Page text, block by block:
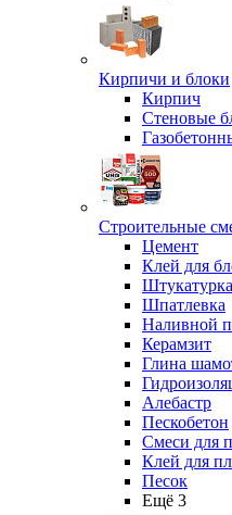
Кирпичи и блоки
Кирпич
Стеновые
Строительные
Цемент
Клей для
Штукатурка
Шпатлевка
Наливной
Керамзит
Глина
Алебастр
Пескобетон
Смеси для
Клей для
Песок
Ещё 3